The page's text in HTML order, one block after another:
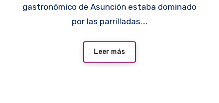
gastronómico de Asunción estaba dominado
por las parrilladas.…
Leer más